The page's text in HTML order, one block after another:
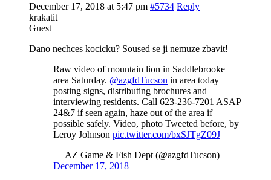
December 17, 2018 at 5:47 pm #5734 Reply
krakatit
Guest
Dano nechces kocicku? Soused se ji nemuze zbavit!
Raw video of mountain lion in Saddlebrooke
area Saturday. @azgfdTucson in area today
posting signs, distributing brochures and
interviewing residents. Call 623-236-7201 ASAP
24&7 if seen again, haze out of the area if
possible safely. Video, photo Tweeted before, by
Leroy Johnson pic.twitter.com/bxSJTgZ09J
— AZ Game & Fish Dept (@azgfdTucson)
December 17, 2018